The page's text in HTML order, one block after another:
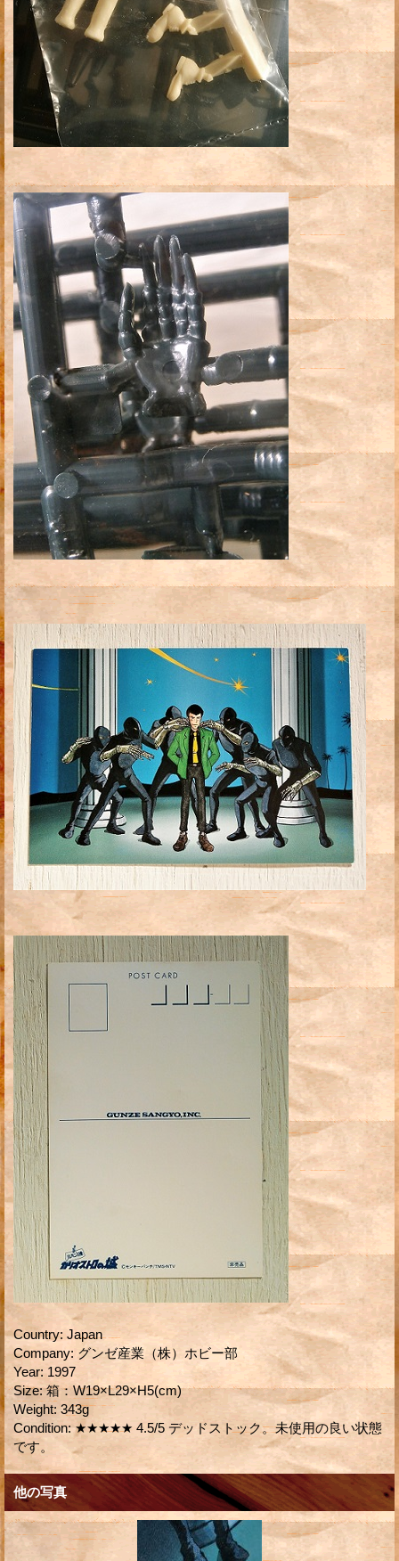
Country: Japan
Company: グンゼ産業（株）ホビー部
Year: 1997
Size: 箱：W19×L29×H5(cm)
Weight: 343g
Condition: ★★★★★ 4.5/5 デッドストック。未使用の良い状態
です。
他の写真